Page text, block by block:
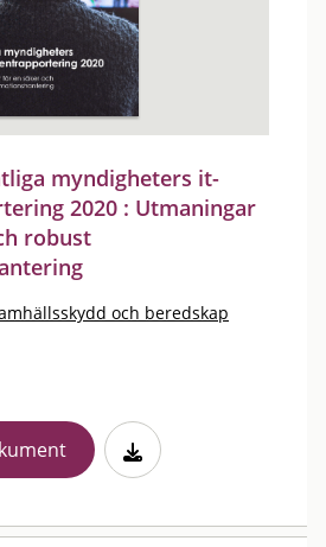
myndigheters it-
2020 : Utmaningar
robust
och beredskap